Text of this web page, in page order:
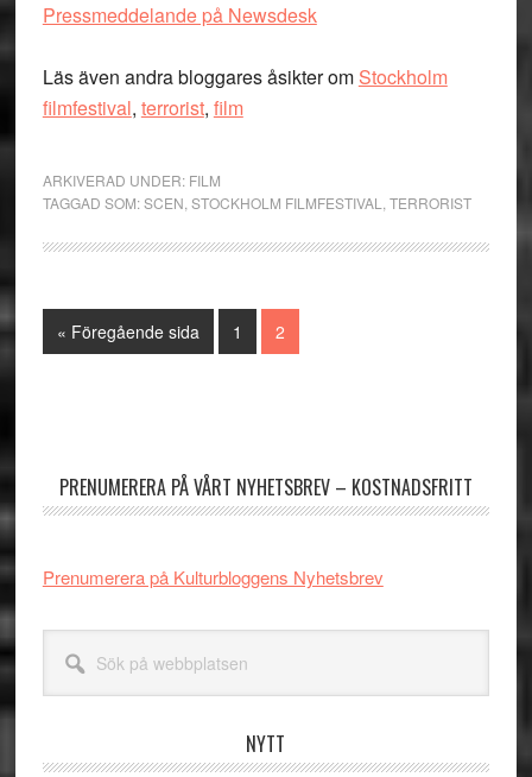
Pressmeddelande på Newsdesk
Läs även andra bloggares åsikter om Stockholm
filmfestival, terrorist, film
ARKIVERAD UNDER: FILM
TAGGAD SOM:SCEN STOCKHOLM FILMFESTIVAL TERRORIST
« Go
to
Föregående sida Sida
1 Sida
2
PRENUMERERA PÅ VÅRT NYHETSBREV – KOSTNADSFRITT
Prenumerera på Kulturbloggens Nyhetsbrev
webbplatsen
NYTT